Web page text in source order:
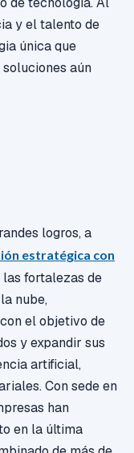
y el talento de
única que
aún
logros, a
estratégica con
fortalezas de
nube,
el objetivo de
y expandir sus
artificial,
Con sede en
han
en la última